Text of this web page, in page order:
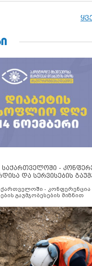
საქართველოში -
და სერვისების
- კონფერენცია
გაუმჯობესების მიზნით